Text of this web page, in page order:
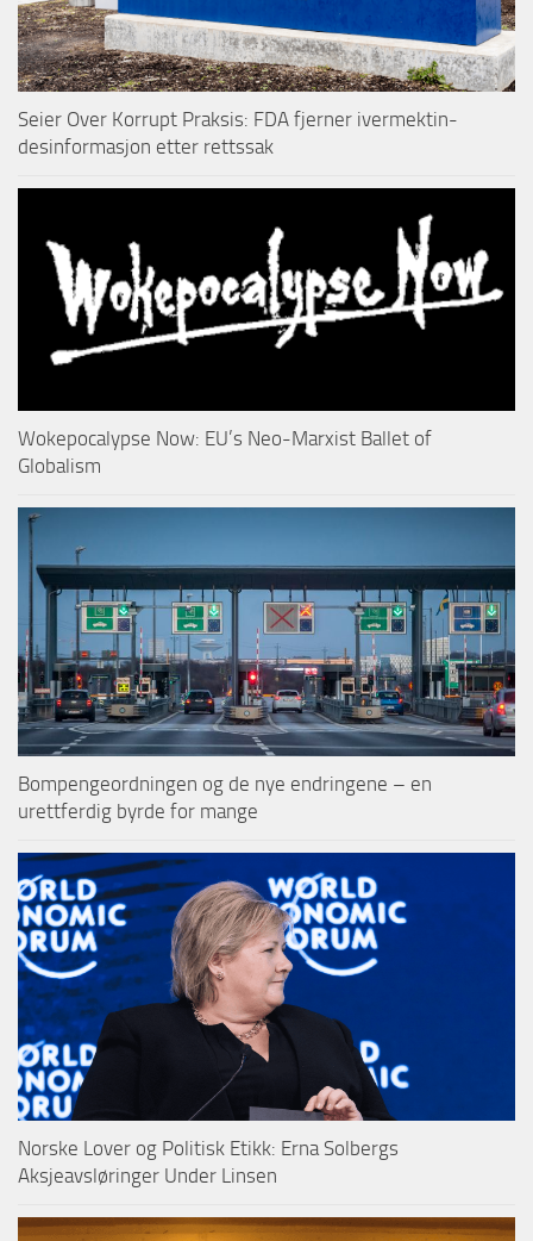
Seier Over Korrupt Praksis: FDA fjerner ivermektin-
desinformasjon etter rettssak
Wokepocalypse Now: EU’s Neo-Marxist Ballet of
Globalism
Bompengeordningen og de nye endringene – en
urettferdig byrde for mange
Norske Lover og Politisk Etikk: Erna Solbergs
Aksjeavsløringer Under Linsen